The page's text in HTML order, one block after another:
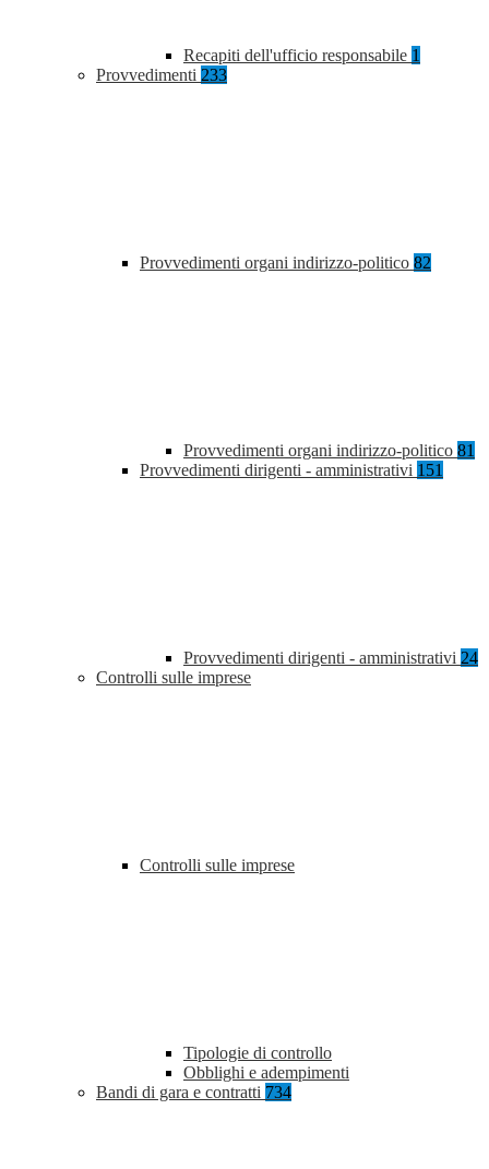
Recapiti dell'ufficio responsabile 1
Provvedimenti 233
Provvedimenti organi indirizzo-politico 82
Provvedimenti organi indirizzo-politico 81
Provvedimenti dirigenti - amministrativi 151
Provvedimenti dirigenti - amministrativi 24
Controlli sulle imprese
Controlli sulle imprese
Tipologie di controllo
Obblighi e adempimenti
Bandi di gara e contratti 734